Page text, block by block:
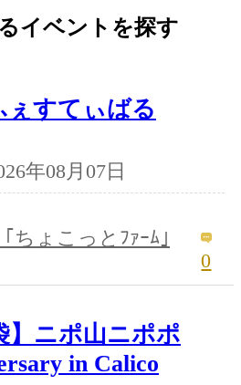
イベントを探す
ぇすてぃばる
年08月07日
ちょこっとﾌｧｰﾑ｣
0
】ニポ山ニポポ
in Calico